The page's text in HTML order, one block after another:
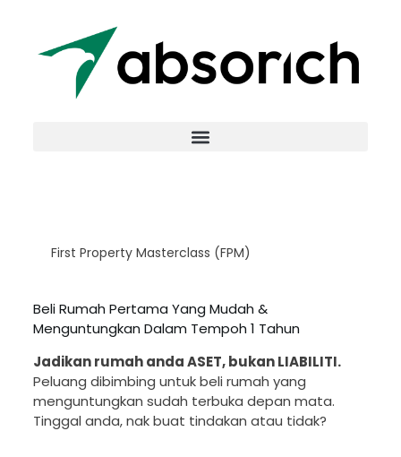
First Property Masterclass (FPM)
Beli Rumah Pertama Yang Mudah &
Menguntungkan Dalam Tempoh 1 Tahun
Jadikan rumah anda ASET, bukan LIABILITI.
Peluang dibimbing untuk beli rumah yang
menguntungkan sudah terbuka depan mata.
Tinggal anda, nak buat tindakan atau tidak?